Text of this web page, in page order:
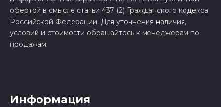
офертой в смысле статьи 437 (2) Гражданского кодекса
Российской Федерации. Для уточнения наличия,
условий и стоимости обращайтесь к менеджерам по
продажам.
Информация